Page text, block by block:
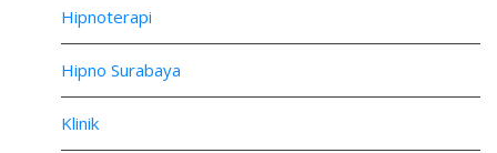
v
g
Hipnoterapi
Hipno Surabaya
Klinik